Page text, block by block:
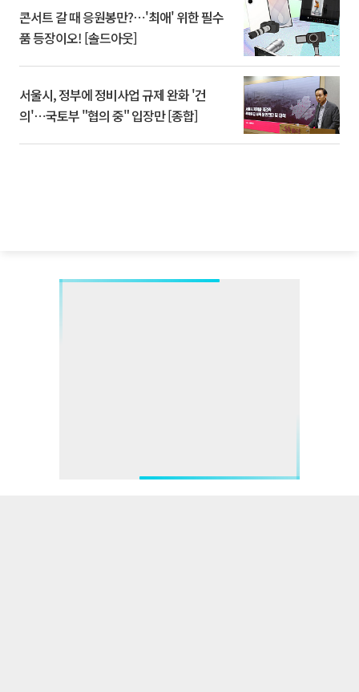
콘서트 갈 때 응원봉만?⋯'최애' 위한 필수
품 등장이오! [솔드아웃]
서울시, 정부에 정비사업 규제 완화 '건
의'⋯국토부 "협의 중" 입장만 [종합]